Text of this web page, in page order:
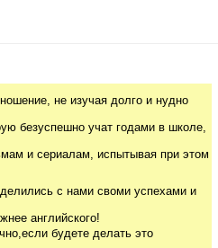
не изучая долго и нудно
безуспешно учат годами в школе,
и сериалам, испытывая при этом
с нами своми успехами и
английского!
будете делать это